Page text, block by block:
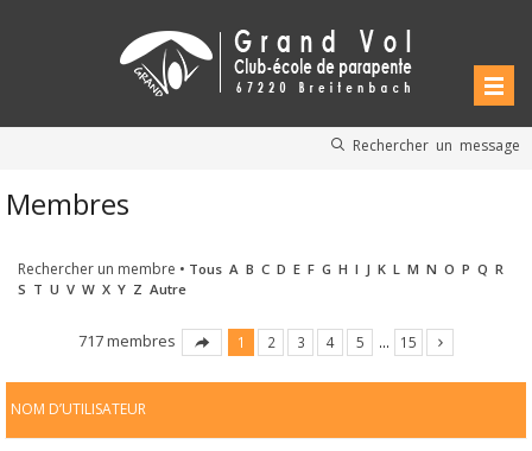
Rechercher un message
Membres
Rechercher un membre • Tous A B C D E F G H I J K L M N O P Q R
S T U V W X Y Z Autre
717 membres 1 2 3 4 5 … 15
NOM D’UTILISATEUR